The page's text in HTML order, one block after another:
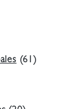
(61)